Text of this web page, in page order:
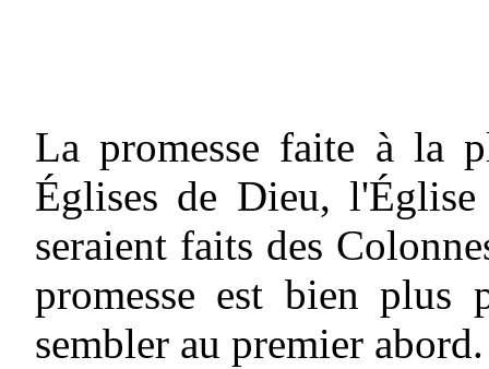
La promesse faite à la
Églises de Dieu,
seraient faits des
promesse est bien plus
sembler au premier abord.